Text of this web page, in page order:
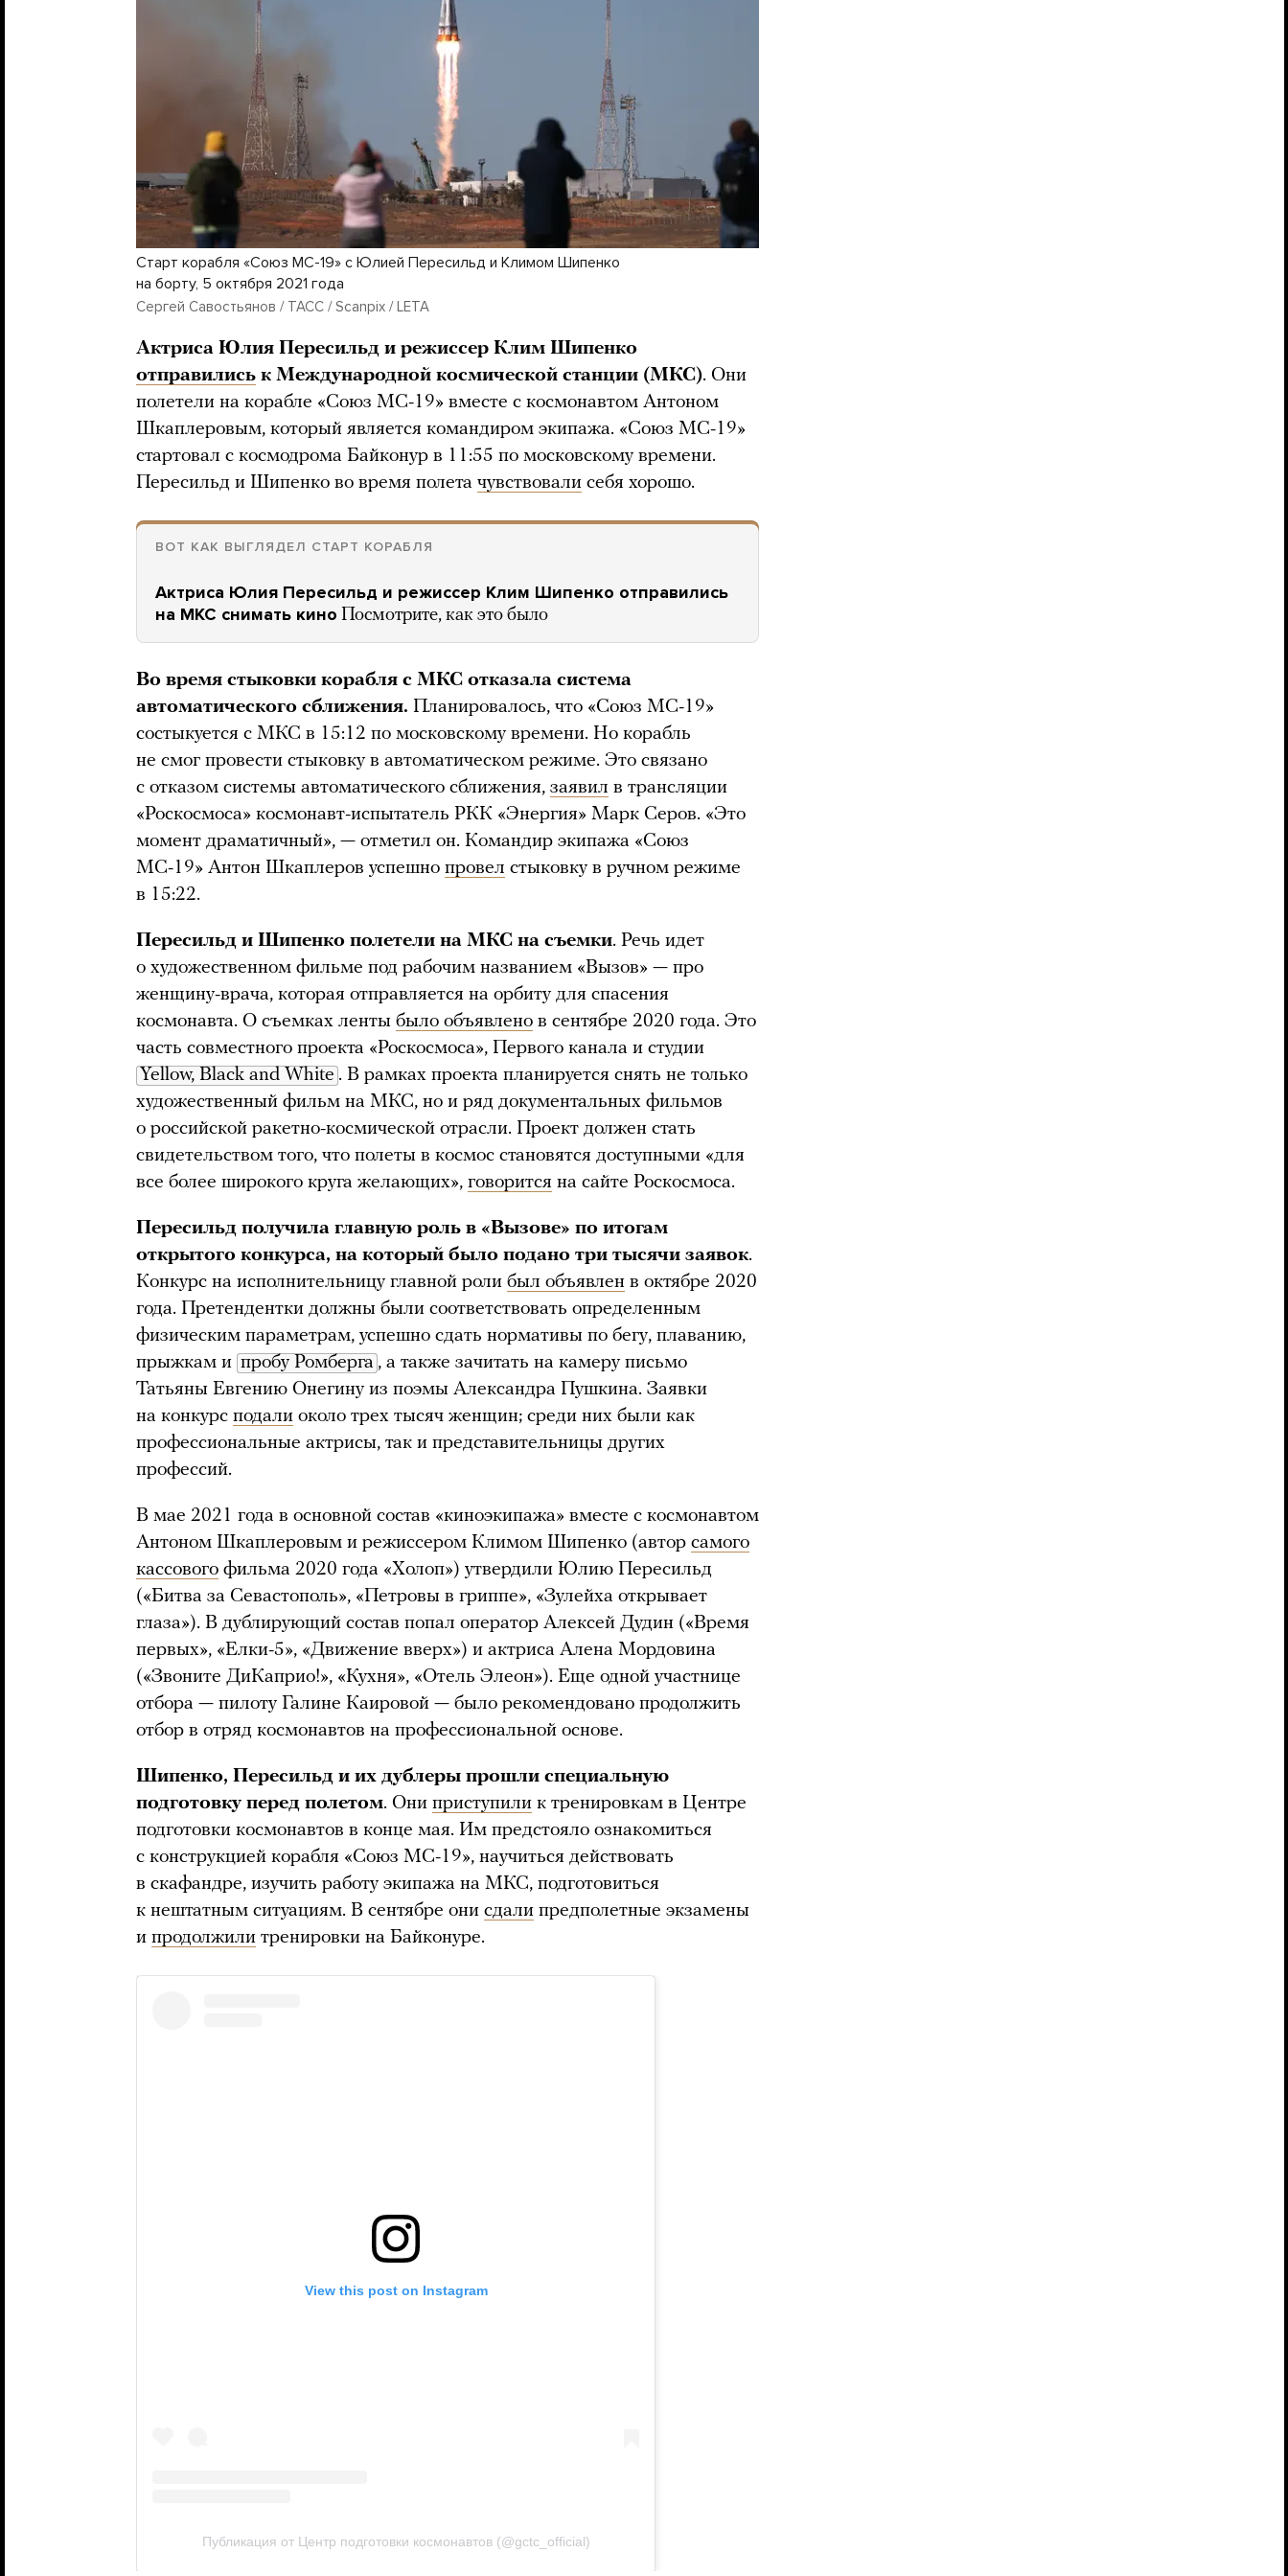
Старт корабля «Союз МС-19» с Юлией Пересильд и Климом Шипенко
на борту, 5 октября 2021 года
Сергей Савостьянов / ТАСС / Scanpix / LETA
Актриса Юлия Пересильд и режиссер Клим Шипенко
отправились к Международной космической станции (МКС). Они
полетели на корабле «Союз МС-19» вместе с космонавтом Антоном
Шкаплеровым, который является командиром экипажа. «Союз МС-19»
стартовал с космодрома Байконур в 11:55 по московскому времени.
Пересильд и Шипенко во время полета чувствовали себя хорошо.
ВОТ КАК ВЫГЛЯДЕЛ СТАРТ КОРАБЛЯ
Актриса Юлия Пересильд и режиссер Клим Шипенко отправились
на МКС снимать кино Посмотрите, как это было
Во время стыковки корабля с МКС отказала система
автоматического сближения. Планировалось, что «Союз МС-19»
состыкуется с МКС в 15:12 по московскому времени. Но корабль
не смог провести стыковку в автоматическом режиме. Это связано
с отказом системы автоматического сближения, заявил в трансляции
«Роскосмоса» космонавт-испытатель РКК «Энергия» Марк Серов. «Это
момент драматичный», — отметил он. Командир экипажа «Союз
МС-19» Антон Шкаплеров успешно провел стыковку в ручном режиме
в 15:22.
Пересильд и Шипенко полетели на МКС на съемки. Речь идет
о художественном фильме под рабочим названием «Вызов» — про
женщину-врача, которая отправляется на орбиту для спасения
космонавта. О съемках ленты было объявлено в сентябре 2020 года. Это
часть совместного проекта «Роскосмоса», Первого канала и студии
Yellow, Black and White . В рамках проекта планируется снять не только
художественный фильм на МКС, но и ряд документальных фильмов
о российской ракетно-космической отрасли. Проект должен стать
свидетельством того, что полеты в космос становятся доступными «для
все более широкого круга желающих», говорится на сайте Роскосмоса.
Пересильд получила главную роль в «Вызове» по итогам
открытого конкурса, на который было подано три тысячи заявок.
Конкурс на исполнительницу главной роли был объявлен в октябре 2020
года. Претендентки должны были соответствовать определенным
физическим параметрам, успешно сдать нормативы по бегу, плаванию,
прыжкам и пробу Ромберга , а также зачитать на камеру письмо
Татьяны Евгению Онегину из поэмы Александра Пушкина. Заявки
на конкурс подали около трех тысяч женщин; среди них были как
профессиональные актрисы, так и представительницы других
профессий.
В мае 2021 года в основной состав «киноэкипажа» вместе с космонавтом
Антоном Шкаплеровым и режиссером Климом Шипенко (автор самого
кассового фильма 2020 года «Холоп») утвердили Юлию Пересильд
(«Битва за Севастополь», «Петровы в гриппе», «Зулейха открывает
глаза»). В дублирующий состав попал оператор Алексей Дудин («Время
первых», «Елки-5», «Движение вверх») и актриса Алена Мордовина
(«Звоните ДиКаприо!», «Кухня», «Отель Элеон»). Еще одной участнице
отбора — пилоту Галине Каировой — было рекомендовано продолжить
отбор в отряд космонавтов на профессиональной основе.
Шипенко, Пересильд и их дублеры прошли специальную
подготовку перед полетом. Они приступили к тренировкам в Центре
подготовки космонавтов в конце мая. Им предстояло ознакомиться
с конструкцией корабля «Союз МС-19», научиться действовать
в скафандре, изучить работу экипажа на МКС, подготовиться
к нештатным ситуациям. В сентябре они сдали предполетные экзамены
и продолжили тренировки на Байконуре.